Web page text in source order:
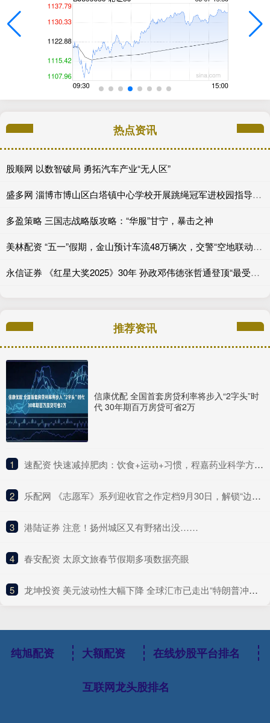
热点资讯
股顺网 以数智破局 勇拓汽车产业“无人区”
盛多网 淄博市博山区白塔镇中心学校开展跳绳冠军进校园指导活动
多盈策略 三国志战略版攻略：“华服”甘宁，暴击之神
美林配资 “五一”假期，金山预计车流48万辆次，交警“空地联动”应对“大考”
永信证券 《红星大奖2025》30年 孙政邓伟徳张哲通登顶“最受欢迎潜力星”_角色_电视剧_新生代
推荐资讯
信康优配 全国首套房贷利率将步入“2字头”时
代 30年期百万房贷可省2万
1 ​速配资 快速减掉肥肉：饮食+运动+习惯，程嘉药业科学方法全解析
2 ​乐配网 《志愿军》系列迎收官之作定档9月30日，解锁“边打边谈”新战局
3 ​港陆证券 注意！扬州城区又有野猪出没……
4 ​春安配资 太原文旅春节假期多项数据亮眼
5 ​龙坤投资 美元波动性大幅下降 全球汇市已走出“特朗普冲击”阴影？
纯旭配资 大额配资 在线炒股平台排名
互联网龙头股排名